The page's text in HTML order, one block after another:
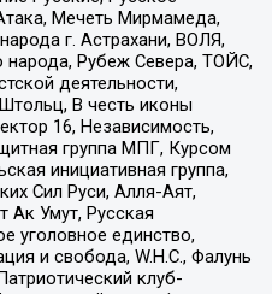
Мечеть Мирмамеда,
г. Астрахани, ВОЛЯ,
Рубеж Севера, ТОЙС,
деятельности,
В честь иконы
16, Независимость,
группа МПГ, Курсом
инициативная группа,
Сил Руси, Алля-Аят,
Ак Умут, Русская
уголовное единство,
и свобода, W.H.С., Фалунь
клуб-